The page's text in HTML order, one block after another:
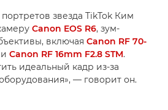
звезда TikTok Ким
Canon EOS R6, зум-
включая Canon RF 70-
и Canon RF 16mm F2.8 STM.
идеальный кадр из-за
— говорит он.